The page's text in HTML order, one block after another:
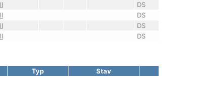
DS
DS
DS
DS
Typ Stav